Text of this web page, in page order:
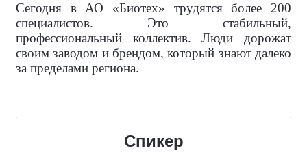
Сегодня в АО «Биотех» трудятся более 200
специалистов. Это стабильный,
профессиональный коллектив. Люди дорожат
своим заводом и брендом, который знают далеко
за пределами региона.
Спикер